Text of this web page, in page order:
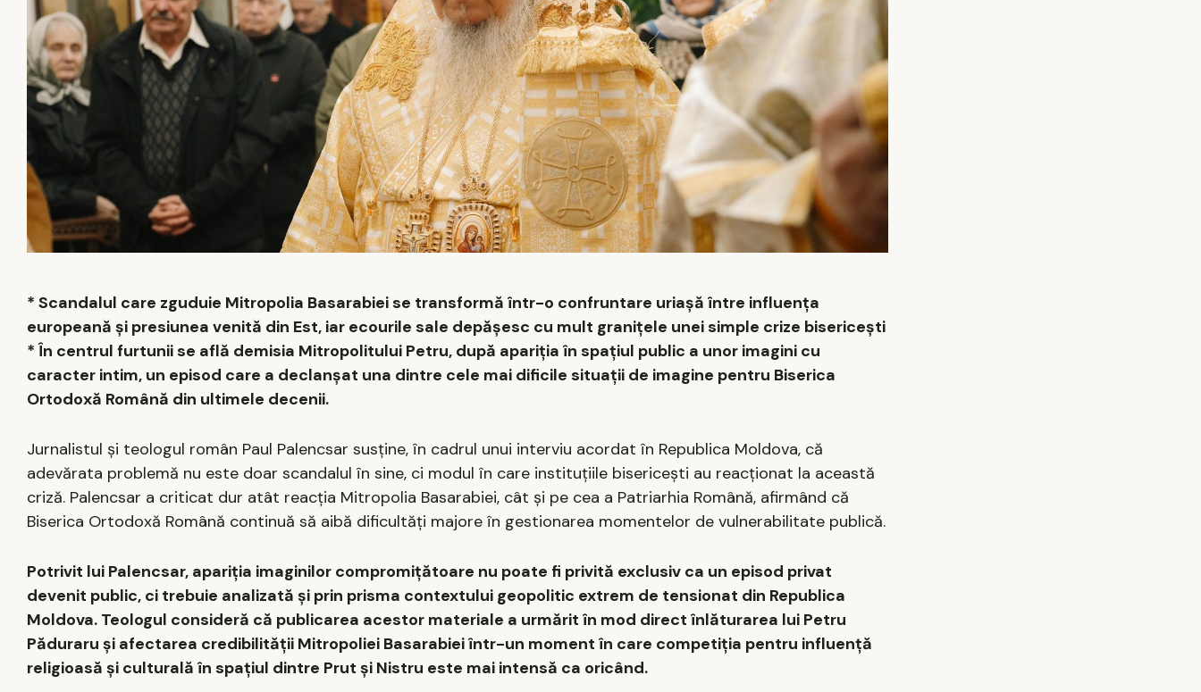
* Scandalul care zguduie Mitropolia Basarabiei se transformă într-o confruntare uriașă între influența
europeană și presiunea venită din Est, iar ecourile sale depășesc cu mult granițele unei simple crize bisericești
* În centrul furtunii se află demisia Mitropolitului Petru, după apariția în spațiul public a unor imagini cu
caracter intim, un episod care a declanșat una dintre cele mai dificile situații de imagine pentru Biserica
Ortodoxă Română din ultimele decenii.
Jurnalistul și teologul român Paul Palencsar susține, în cadrul unui interviu acordat în Republica Moldova, că
adevărata problemă nu este doar scandalul în sine, ci modul în care instituțiile bisericești au reacționat la această
criză. Palencsar a criticat dur atât reacția Mitropolia Basarabiei, cât și pe cea a Patriarhia Română, afirmând că
Biserica Ortodoxă Română continuă să aibă dificultăți majore în gestionarea momentelor de vulnerabilitate publică.
Potrivit lui Palencsar, apariția imaginilor compromițătoare nu poate fi privită exclusiv ca un episod privat
devenit public, ci trebuie analizată și prin prisma contextului geopolitic extrem de tensionat din Republica
Moldova. Teologul consideră că publicarea acestor materiale a urmărit în mod direct înlăturarea lui Petru
Păduraru și afectarea credibilității Mitropoliei Basarabiei într-un moment în care competiția pentru influență
religioasă și culturală în spațiul dintre Prut și Nistru este mai intensă ca oricând.